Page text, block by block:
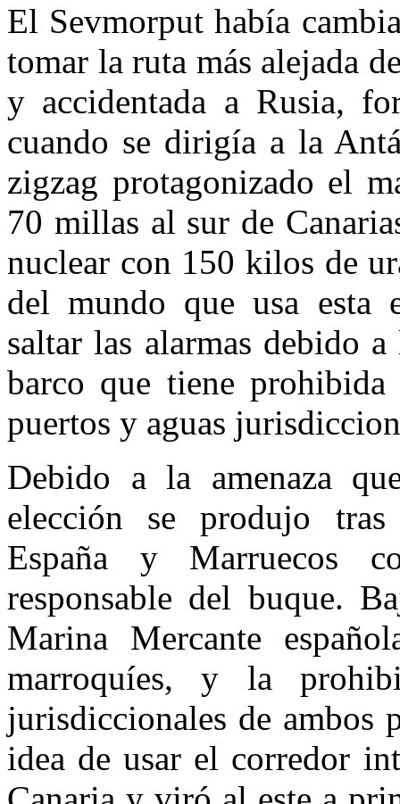
El Sevmorput había
tomar la ruta más alejada
y accidentada a Rusia,
cuando se dirigía a la
zigzag protagonizado el
70 millas al sur de
nuclear con 150 kilos de
del mundo que usa esta
saltar las alarmas debido
barco que tiene
puertos y aguas
Debido a la amenaza
elección se produjo tras
España y Marruecos
responsable del buque.
Marina Mercante
marroquíes, y la
jurisdiccionales de ambos
idea de usar el corredor